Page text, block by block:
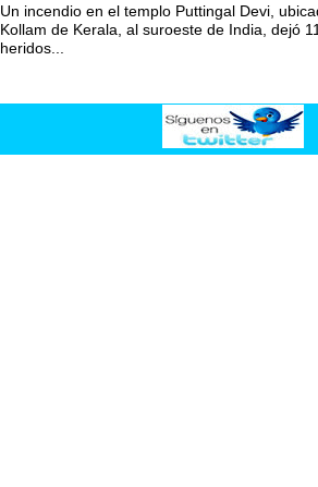
Un incendio en el templo Puttingal Devi,
Kollam de Kerala, al suroeste de India, dejó
heridos...